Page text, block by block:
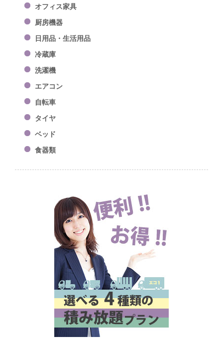
オフィス家具
厨房機器
日用品・生活用品
冷蔵庫
洗濯機
エアコン
自転車
タイヤ
ベッド
食器類